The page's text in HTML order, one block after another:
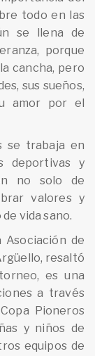
todo en las
se llena de
porque
cancha, pero
sus sueños,
amor por el
se trabaja en
deportivas y
no solo de
valores y
vida sano.
de
resaltó
es una
a través
Pioneros
y niños de
equipos de